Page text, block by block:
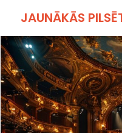
JAUNĀKĀS